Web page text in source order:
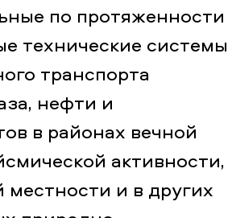
по протяженности
технические системы
транспорта
нефти и
в районах вечной
активности,
местности и в других